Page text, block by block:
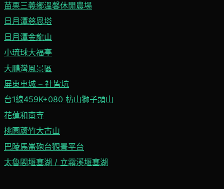
苗栗三義鄉溫馨休閒農場
日月潭慈恩塔
日月潭金龍山
小琉球大福亭
大鵬灣風景區
屏東車城 – 社皆坑
台1線459K+080 枋山獅子頭山
花蓮和南寺
桃園蘆竹大古山
巴陵馬崙砲台觀景平台
太魯閣堰塞湖 / 立霧溪堰塞湖